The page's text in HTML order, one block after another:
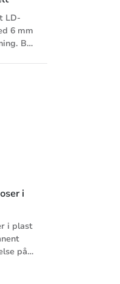
LD-
6 mm
Blå
i
i plast
på